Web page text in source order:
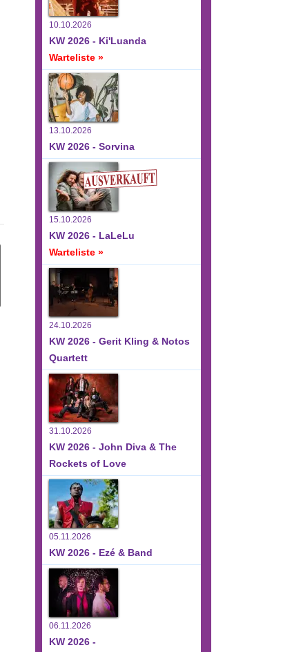
10.10.2026
KW 2026 - Ki'Luanda
Warteliste »
13.10.2026
KW 2026 - Sorvina
15.10.2026
KW 2026 - LaLeLu
Warteliste »
24.10.2026
KW 2026 - Gerit Kling & Notos
Quartett
31.10.2026
KW 2026 - John Diva & The
Rockets of Love
05.11.2026
KW 2026 - Ezé & Band
06.11.2026
KW 2026 -